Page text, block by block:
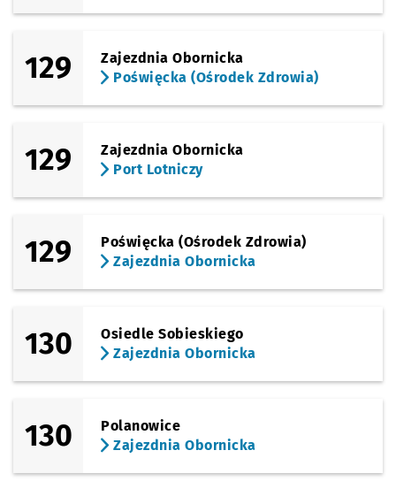
129
Zajezdnia Obornicka
Poświęcka (Ośrodek Zdrowia)
129
Zajezdnia Obornicka
Port Lotniczy
129
Poświęcka (Ośrodek Zdrowia)
Zajezdnia Obornicka
130
Osiedle Sobieskiego
Zajezdnia Obornicka
130
Polanowice
Zajezdnia Obornicka